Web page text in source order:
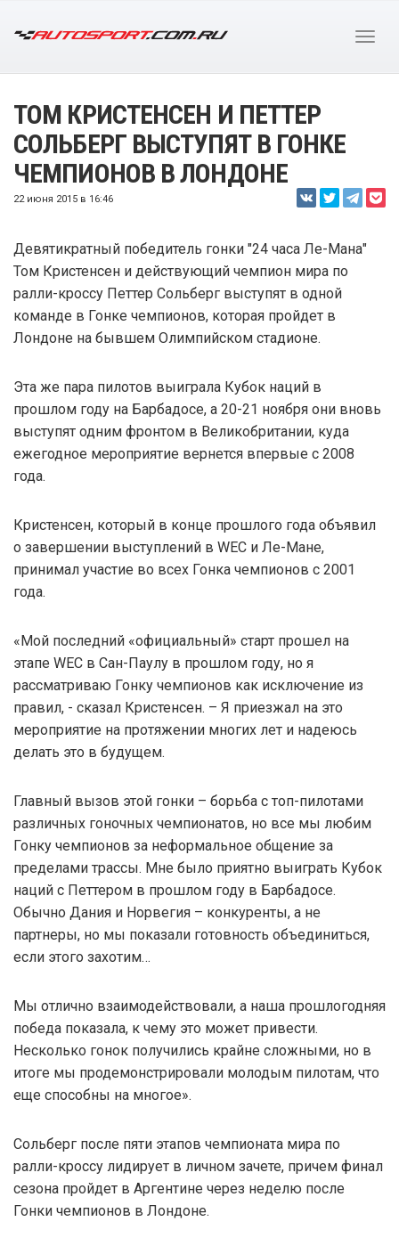
ТОМ КРИСТЕНСЕН И ПЕТТЕР
СОЛЬБЕРГ ВЫСТУПЯТ В ГОНКЕ
ЧЕМПИОНОВ В ЛОНДОНЕ
22 июня 2015 в 16:46
Девятикратный победитель гонки "24 часа Ле-Мана"
Том Кристенсен и действующий чемпион мира по
ралли-кроссу Петтер Сольберг выступят в одной
команде в Гонке чемпионов, которая пройдет в
Лондоне на бывшем Олимпийском стадионе.
Эта же пара пилотов выиграла Кубок наций в
прошлом году на Барбадосе, а 20-21 ноября они вновь
выступят одним фронтом в Великобритании, куда
ежегодное мероприятие вернется впервые с 2008
года.
Кристенсен, который в конце прошлого года объявил
о завершении выступлений в WEC и Ле-Мане,
принимал участие во всех Гонка чемпионов с 2001
года.
«Мой последний «официальный» старт прошел на
этапе WEC в Сан-Паулу в прошлом году, но я
рассматриваю Гонку чемпионов как исключение из
правил, - сказал Кристенсен. – Я приезжал на это
мероприятие на протяжении многих лет и надеюсь
делать это в будущем.
Главный вызов этой гонки – борьба с топ-пилотами
различных гоночных чемпионатов, но все мы любим
Гонку чемпионов за неформальное общение за
пределами трассы. Мне было приятно выиграть Кубок
наций с Петтером в прошлом году в Барбадосе.
Обычно Дания и Норвегия – конкуренты, а не
партнеры, но мы показали готовность объединиться,
если этого захотим…
Мы отлично взаимодействовали, а наша прошлогодняя
победа показала, к чему это может привести.
Несколько гонок получились крайне сложными, но в
итоге мы продемонстрировали молодым пилотам, что
еще способны на многое».
Сольберг после пяти этапов чемпионата мира по
ралли-кроссу лидирует в личном зачете, причем финал
сезона пройдет в Аргентине через неделю после
Гонки чемпионов в Лондоне.